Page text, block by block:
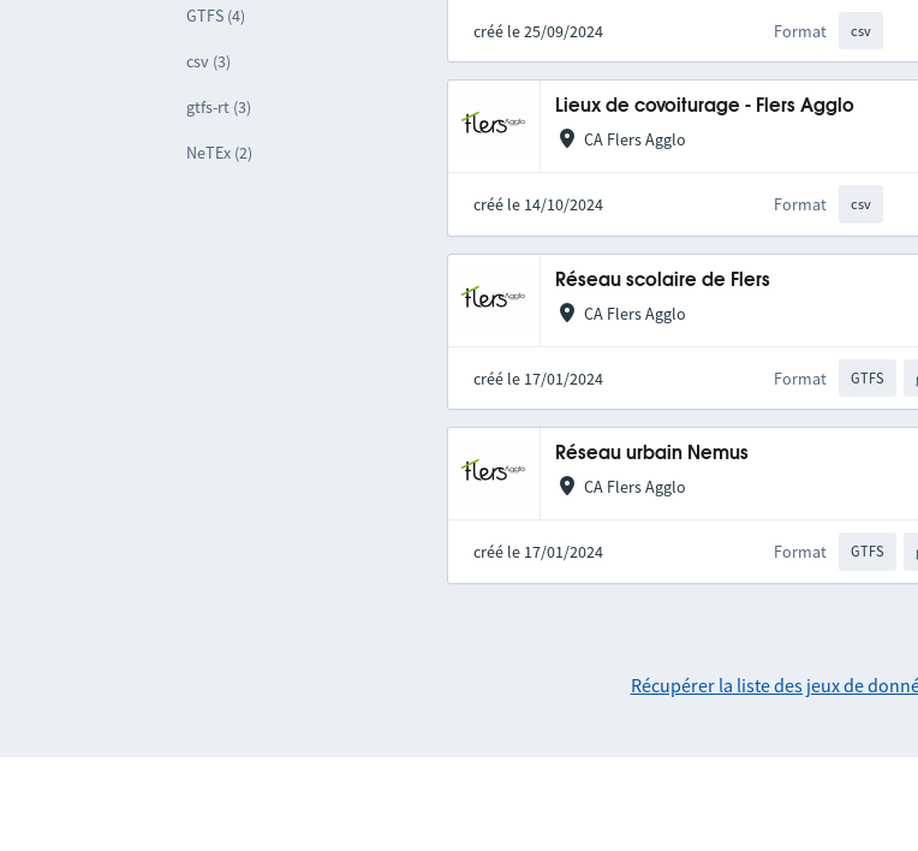
GTFS (4)
csv (3)
gtfs-rt (3)
NeTEx (2)
créé le 25/09/2024 Format csv
Lieux de covoiturage - Flers Agglo
CA Flers Agglo
créé le 14/10/2024 Format csv
Réseau scolaire de Flers
CA Flers Agglo
créé le 17/01/2024 Format GTFS
Réseau urbain Nemus
CA Flers Agglo
créé le 17/01/2024 Format GTFS
Récupérer la liste des jeux de